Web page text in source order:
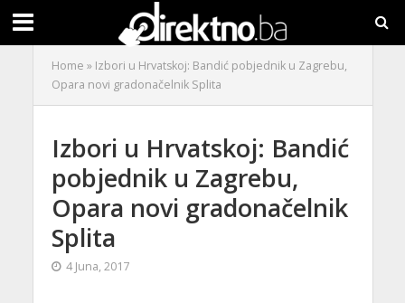
Home » Izbori u Hrvatskoj: Bandić pobjednik u Zagrebu,
Opara novi gradonačelnik Splita
Izbori u Hrvatskoj: Bandić
pobjednik u Zagrebu,
Opara novi gradonačelnik
Splita
4 Juna, 2017